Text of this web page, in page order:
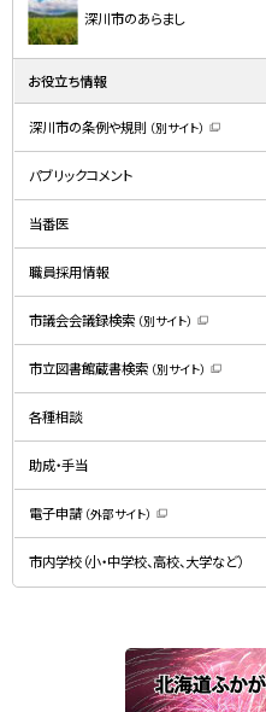
深川市のあらまし
お役立ち情報
深川市の条例や規則 （別サイト）
新
ン
で
す
）
パブリックコメント
当番医
職員採用情報
市議会会議録検索 （別サイト）
新
規
ウ
ン
で
す
市立図書館蔵書検索 （別サイト）
新
ン
で
す
）
各種相談
助成・手当
電子申請 （外部サイト）
新
規
ウ
ン
開
き
ま
す
）
市内学校（小・中学校、高校、大学など）